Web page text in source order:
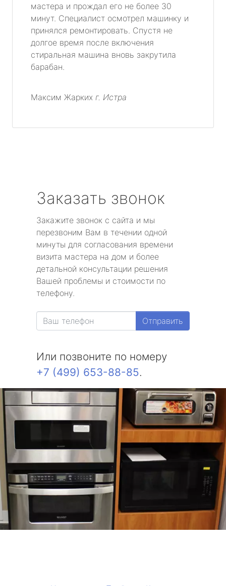
мастера и прождал его не более 30
минут. Специалист осмотрел машинку и
принялся ремонтировать. Спустя не
долгое время после включения
стиральная машина вновь закрутила
барабан.
Максим Жарких г. Истра
Заказать звонок
Закажите звонок с сайта и мы
перезвоним Вам в течении одной
минуты для согласования времени
визита мастера на дом и более
детальной консультации решения
Вашей проблемы и стоимости по
телефону.
Отправить
Или позвоните по номеру
+7 (499) 653-88-85.